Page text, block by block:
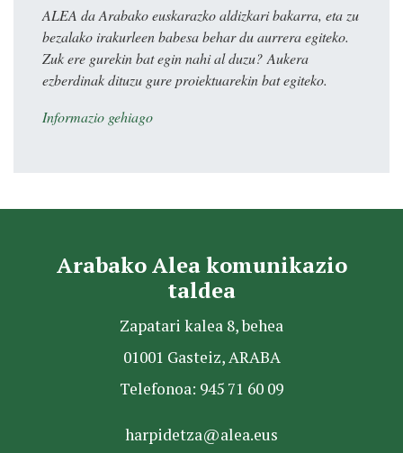
ALEA da Arabako euskarazko aldizkari bakarra, eta zu
bezalako irakurleen babesa behar du aurrera egiteko.
Zuk ere gurekin bat egin nahi al duzu? Aukera
ezberdinak dituzu gure proiektuarekin bat egiteko.
Informazio gehiago
Arabako Alea komunikazio
taldea
Zapatari kalea 8, behea
01001 Gasteiz, ARABA
Telefonoa: 945 71 60 09
harpidetza@alea.eus